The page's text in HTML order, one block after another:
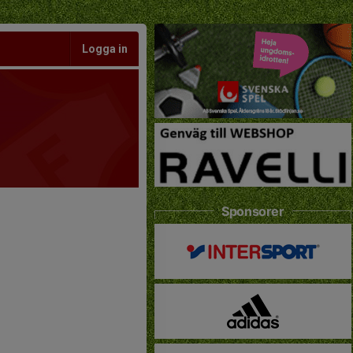
Logga in
Sponsorer